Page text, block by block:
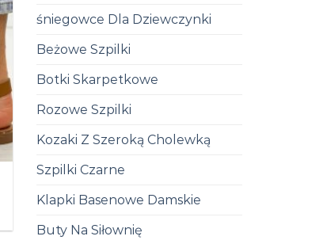
śniegowce Dla Dziewczynki
Beżowe Szpilki
Botki Skarpetkowe
Rozowe Szpilki
Kozaki Z Szeroką Cholewką
Szpilki Czarne
Klapki Basenowe Damskie
Buty Na Siłownię